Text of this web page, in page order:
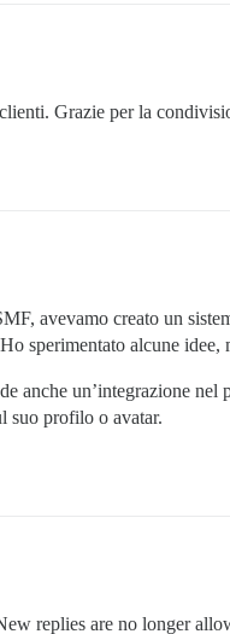
Grazie per la
avevamo creato un
sperimentato alcune idee,
anche un’integrazione
suo profilo o avatar.
replies are no longer